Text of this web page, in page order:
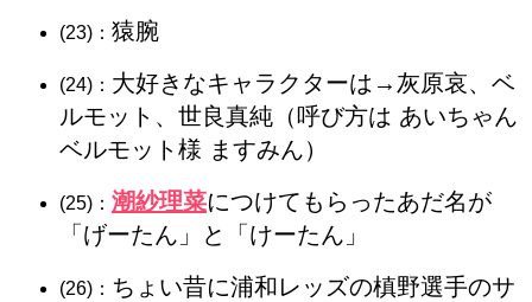
(23)： 猿腕
(24)： 大好きなキャラクターは→灰原哀、ベ
ルモット、世良真純（呼び方は あいちゃん
ベルモット様 ますみん）
(25)： 潮紗理菜につけてもらったあだ名が
「げーたん」と「けーたん」
(26)： ちょい昔に浦和レッズの槙野選手のサ